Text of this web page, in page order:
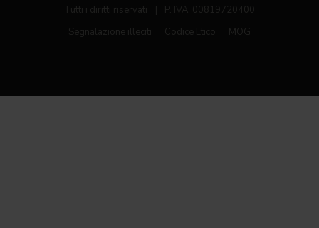
Tutti i diritti riservati
P. IVA 00819720400
Segnalazione illeciti
Codice Etico MOG